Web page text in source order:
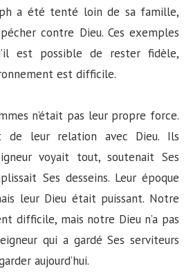
a été tenté loin de sa famille,
contre Dieu. Ces exemples
est possible de rester fidèle,
est difficile.
n’était pas leur propre force.
de leur relation avec Dieu. Ils
voyait tout, soutenait Ses
Ses desseins. Leur époque
leur Dieu était puissant. Notre
difficile, mais notre Dieu n’a pas
qui a gardé Ses serviteurs
aujourd’hui.